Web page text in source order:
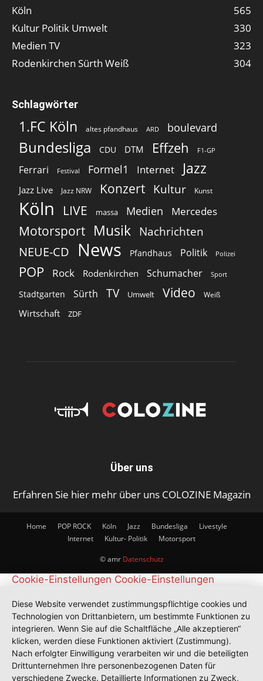
Köln
565
Kultur Politik Umwelt
330
Medien TV
323
Rodenkirchen Sürth Weiß
304
Schlagwörter
1.FC Köln altes pfandhaus ARD boulevard
Bundesliga CDU DTM Effzeh F1-GP
Ferrari Festival Formel1 Internet Jazz
Jazz Live Jazz NRW Konzert Kultur Kunst
Köln LIVE massa Medien Mercedes
Motorsport Musik Nachrichten
NEUE-CD
News Pfandhaus Politik Polizei
POP Rock Rodenkirchen Schumacher Sport
Stadtgarten Sürth TV Umwelt Video Weiß
Wirtschaft ZDF
Über uns
Erfahren Sie hier mehr über uns COLOZINE Magazin
Home POP ROCK Köln Jazz Bundesliga
Livestyle
Internet
Kultur- Politik Motorsport
© amr Datenschutz
Cookie-Einstellungen Cookie-Einstellungen
Diese Website verwendet zustimmungspflichtige cookies und
Technologien von Drittanbietern, um bestimmte Funktionen zu
integrieren. Wenn Sie auf die Schaltfläche „Alle akzeptieren“
klicken, werden diese Funktionen aktiviert (Zustimmung).
Nach erfolgter Einwilligung verarbeiten wir und die beteiligten
Drittunternehmen Ihre personenbezogenen Daten für
verschiedene Zwecke. Detaillierte Informationen zu Zweck,